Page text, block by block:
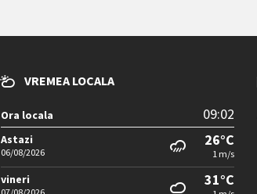
VREMEA LOCALA
Ora locala 09:02
Astazi
06/08/2026
26°C
1 m/s
vineri 31°C